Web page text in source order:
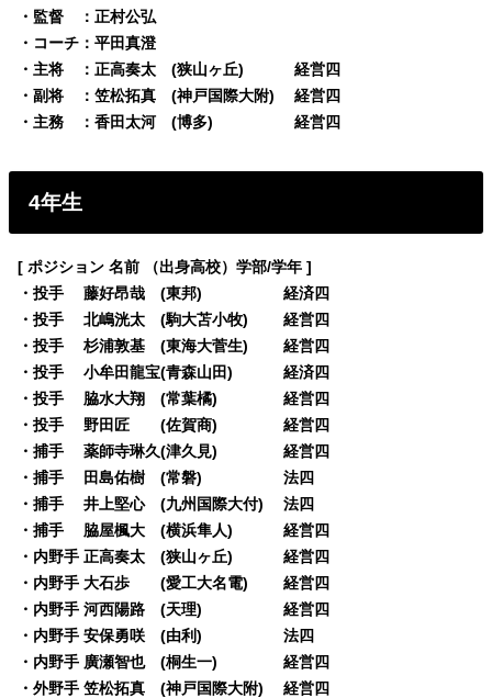
・監督 ：正村公弘
・コーチ：平田真澄
・主将 ：正高奏太 (狭山ヶ丘) 経営四
・副将 ：笠松拓真 (神戸国際大附) 経営四
・主務 ：香田太河 (博多) 経営四
4年生
[ ポジション 名前 （出身高校）学部/学年 ]
・投手 藤好昂哉 (東邦) 経済四
・投手 北嶋洸太 (駒大苫小牧) 経営四
・投手 杉浦敦基 (東海大菅生) 経営四
・投手 小牟田龍宝(青森山田) 経済四
・投手 脇水大翔 (常葉橘) 経営四
・投手 野田匠 (佐賀商) 経営四
・捕手 薬師寺琳久(津久見) 経営四
・捕手 田島佑樹 (常磐) 法四
・捕手 井上堅心 (九州国際大付) 法四
・捕手 脇屋楓大 (横浜隼人) 経営四
・内野手 正高奏太 (狭山ヶ丘) 経営四
・内野手 大石歩 (愛工大名電) 経営四
・内野手 河西陽路 (天理) 経営四
・内野手 安保勇咲 (由利) 法四
・内野手 廣瀬智也 (桐生一) 経営四
・外野手 笠松拓真 (神戸国際大附) 経営四